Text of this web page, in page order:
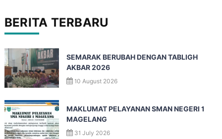
BERITA TERBARU
SEMARAK BERUBAH DENGAN TABLIGH
AKBAR 2026
10 August 2026
MAKLUMAT PELAYANAN SMAN NEGERI 1
MAGELANG
31 July 2026